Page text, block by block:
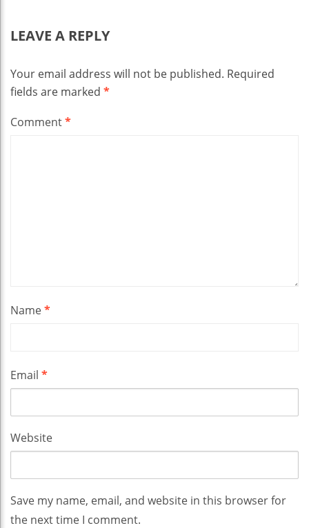
LEAVE A REPLY
Your email address will not be published. Required
fields are marked *
Comment*
Name*
Email *
Website
Save my name, email, and website in this browser for
the next time I comment.